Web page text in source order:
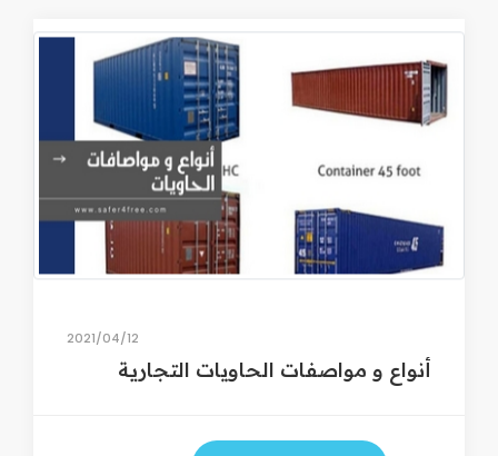
12‏/04‏/2021
أنواع و مواصفات الحاويات التجارية